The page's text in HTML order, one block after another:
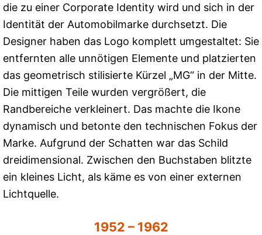
die zu einer Corporate Identity wird und sich in der
Identität der Automobilmarke durchsetzt. Die
Designer haben das Logo komplett umgestaltet: Sie
entfernten alle unnötigen Elemente und platzierten
das geometrisch stilisierte Kürzel „MG“ in der Mitte.
Die mittigen Teile wurden vergrößert, die
Randbereiche verkleinert. Das machte die Ikone
dynamisch und betonte den technischen Fokus der
Marke. Aufgrund der Schatten war das Schild
dreidimensional. Zwischen den Buchstaben blitzte
ein kleines Licht, als käme es von einer externen
Lichtquelle.
1952 – 1962